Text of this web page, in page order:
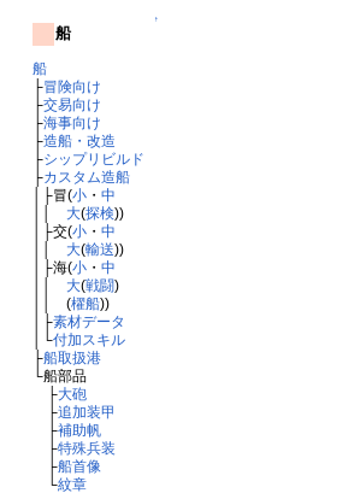
↑
船
船
├冒険向け
├交易向け
├海事向け
├造船・改造
├シップリビルド
├カスタム造船
│├冒(小・ 中
大(探検))
│├交(小・ 中
大(輸送))
│├海(小・ 中
大(戦闘)
││ (櫂船))
│├素材データ
│└付加スキル
├船取扱港
└船部品
├大砲
├追加装甲
├補助帆
├特殊兵装
├船首像
└紋章